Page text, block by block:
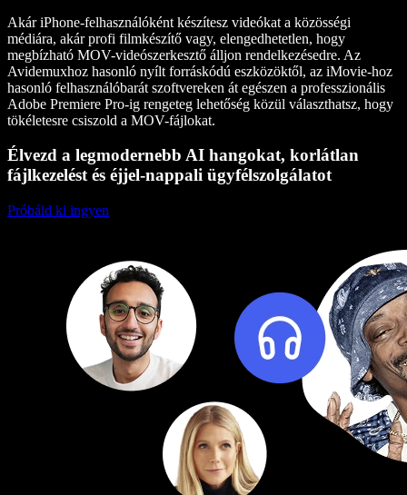
Akár iPhone-felhasználóként készítesz videókat a közösségi
médiára, akár profi filmkészítő vagy, elengedhetetlen, hogy
megbízható MOV-videószerkesztő álljon rendelkezésedre. Az
Avidemuxhoz hasonló nyílt forráskódú eszközöktől, az iMovie-hoz
hasonló felhasználóbarát szoftvereken át egészen a professzionális
Adobe Premiere Pro-ig rengeteg lehetőség közül választhatsz, hogy
tökéletesre csiszold a MOV-fájlokat.
Élvezd a legmodernebb AI hangokat, korlátlan
fájlkezelést és éjjel-nappali ügyfélszolgálatot
Próbáld ki ingyen